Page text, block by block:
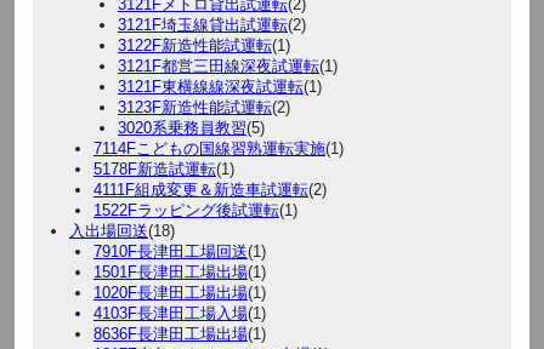
3121Fメトロ貸出試運転(2)
3121F埼玉線貸出試運転(2)
3122F新造性能試運転(1)
3121F都営三田線深夜試運転(1)
3121F東横線線深夜試運転(1)
3123F新造性能試運転(2)
3020系乗務員教習(5)
7114Fこどもの国線習熟運転実施(1)
5178F新造試運転(1)
4111F組成変更＆新造車試運転(2)
1522Fラッピング後試運転(1)
入出場回送(18)
7910F長津田工場回送(1)
1501F長津田工場出場(1)
1020F長津田工場出場(1)
4103F長津田工場入場(1)
8636F長津田工場出場(1)